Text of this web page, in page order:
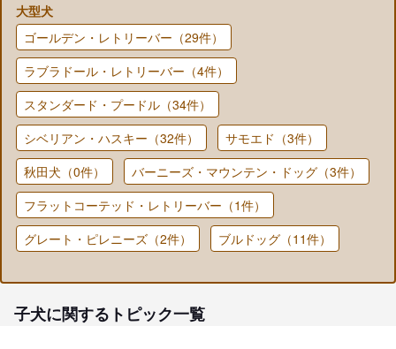
大型犬
ゴールデン・レトリーバー（29件）
ラブラドール・レトリーバー（4件）
スタンダード・プードル（34件）
シベリアン・ハスキー（32件）
サモエド（3件）
秋田犬（0件）
バーニーズ・マウンテン・ドッグ（3件）
フラットコーテッド・レトリーバー（1件）
グレート・ピレニーズ（2件）
ブルドッグ（11件）
子犬に関するトピック一覧